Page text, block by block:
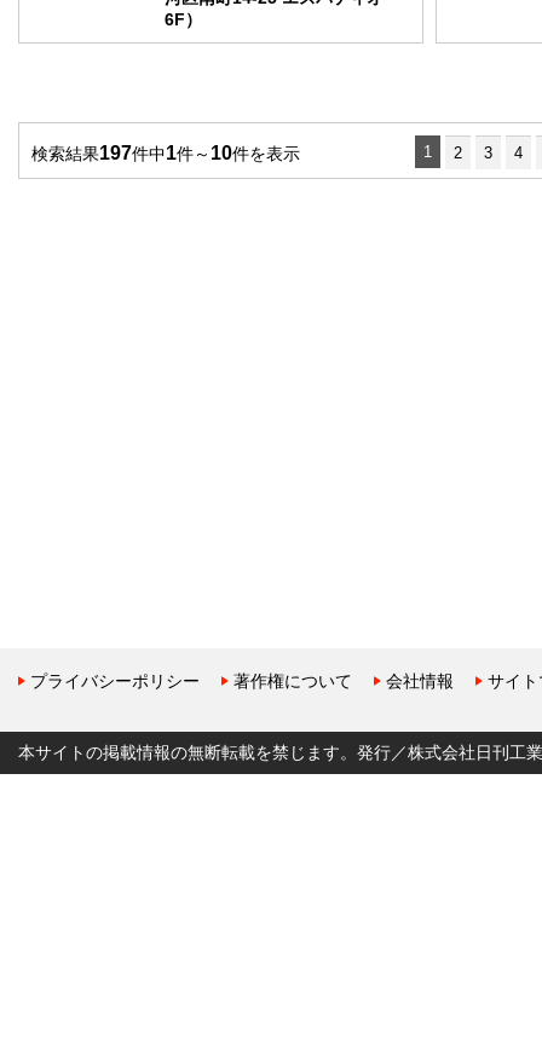
6F）
検索結果197件中1件～ 10件を表示 1 2 3 4
プライバシーポリシー 著作権について 会社情報 サイ
本サイトの掲載情報の無断転載を禁じます。発行／株式会社日刊